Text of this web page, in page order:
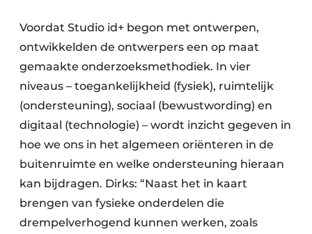
Voordat Studio id+ begon met ontwerpen,
ontwikkelden de ontwerpers een op maat
gemaakte onderzoeksmethodiek. In vier
niveaus – toegankelijkheid (fysiek), ruimtelijk
(ondersteuning), sociaal (bewustwording) en
digitaal (technologie) – wordt inzicht gegeven in
hoe we ons in het algemeen oriënteren in de
buitenruimte en welke ondersteuning hieraan
kan bijdragen. Dirks: “Naast het in kaart
brengen van fysieke onderdelen die
drempelverhogend kunnen werken, zoals